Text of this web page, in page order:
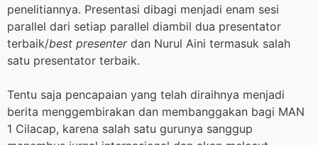
penelitiannya. Presentasi dibagi menjadi enam sesi
parallel dari setiap parallel diambil dua presentator
terbaik/best presenterdan Nurul Aini termasuk salah
satu presentator terbaik.
Tentu saja pencapaian yang telah diraihnya menjadi
berita menggembirakan dan membanggakan bagi MAN
1 Cilacap, karena salah satu gurunya sanggup